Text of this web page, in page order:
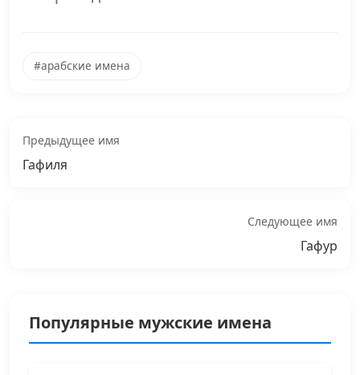
#арабские имена
Предыдущее имя
Гафиля
Следующее имя
Гафур
Популярные мужские имена